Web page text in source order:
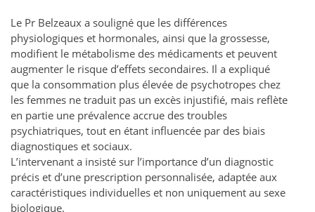
Le Pr Belzeaux a souligné que les différences
physiologiques et hormonales, ainsi que la grossesse,
modifient le métabolisme des médicaments et peuvent
augmenter le risque d’effets secondaires. Il a expliqué
que la consommation plus élevée de psychotropes chez
les femmes ne traduit pas un excès injustifié, mais reflète
en partie une prévalence accrue des troubles
psychiatriques, tout en étant influencée par des biais
diagnostiques et sociaux.
L’intervenant a insisté sur l’importance d’un diagnostic
précis et d’une prescription personnalisée, adaptée aux
caractéristiques individuelles et non uniquement au sexe
biologique.